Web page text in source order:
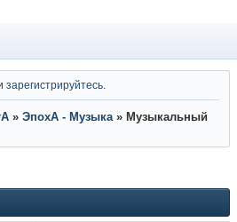
зарегистрируйтесь
» ЭпохА - Музыка » Музыкальный